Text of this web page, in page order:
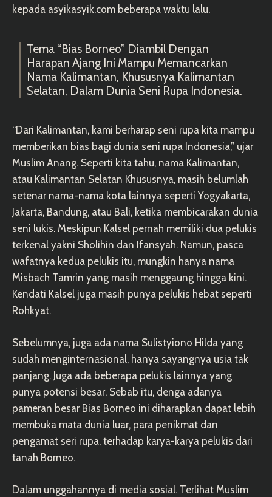
kepada asyikasyik.com beberapa waktu lalu.
Tema “Bias Borneo” Diambil Dengan
Harapan Ajang Ini Mampu Memancarkan
Nama Kalimantan, Khususnya Kalimantan
Selatan, Dalam Dunia Seni Rupa Indonesia.
“Dari Kalimantan, kami berharap seni rupa kita mampu
memberikan bias bagi dunia seni rupa Indonesia,” ujar
Muslim Anang. Seperti kita tahu, nama Kalimantan,
atau Kalimantan Selatan Khususnya, masih belumlah
setenar nama-nama kota lainnya seperti Yogyakarta,
Jakarta, Bandung, atau Bali, ketika membicarakan dunia
seni lukis. Meskipun Kalsel pernah memiliki dua pelukis
terkenal yakni Sholihin dan Ifansyah. Namun, pasca
wafatnya kedua pelukis itu, mungkin hanya nama
Misbach Tamrin yang masih menggaung hingga kini.
Kendati Kalsel juga masih punya pelukis hebat seperti
Rohkyat.
Sebelumnya, juga ada nama Sulistyiono Hilda yang
sudah menginternasional, hanya sayangnya usia tak
panjang. Juga ada beberapa pelukis lainnya yang
punya potensi besar. Sebab itu, denga adanya
pameran besar Bias Borneo ini diharapkan dapat lebih
membuka mata dunia luar, para penikmat dan
pengamat seri rupa, terhadap karya-karya pelukis dari
tanah Borneo.
Dalam unggahannya di media sosial. Terlihat Muslim